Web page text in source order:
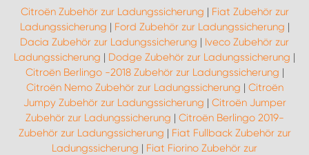
Citroën Zubehör zur Ladungssicherung | Fiat Zubehör zur
Ladungssicherung | Ford Zubehör zur Ladungssicherung |
Dacia Zubehör zur Ladungssicherung | Iveco Zubehör zur
Ladungssicherung | Dodge Zubehör zur Ladungssicherung |
Citroën Berlingo -2018 Zubehör zur Ladungssicherung |
Citroën Nemo Zubehör zur Ladungssicherung | Citroën
Jumpy Zubehör zur Ladungssicherung | Citroën Jumper
Zubehör zur Ladungssicherung | Citroën Berlingo 2019-
Zubehör zur Ladungssicherung | Fiat Fullback Zubehör zur
Ladungssicherung | Fiat Fiorino Zubehör zur